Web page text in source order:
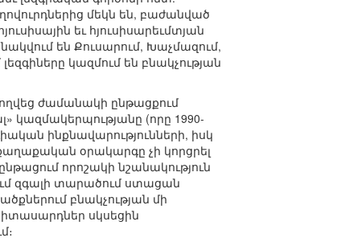
մեկն են, բաժանված
եւ հյուսիսարեւմտյան
են Քուսարում, Խաչմազում,
կազմում են բնակչության
ժամանակի ընթացքում
կազմակերպությանը (որը 1990-
ինքնավարությունների, իսկ
օրակարգը չի կորցրել
որոշակի նշանակություն
զգալի տարածում ստացան
բնակչության մի
սկսեցին